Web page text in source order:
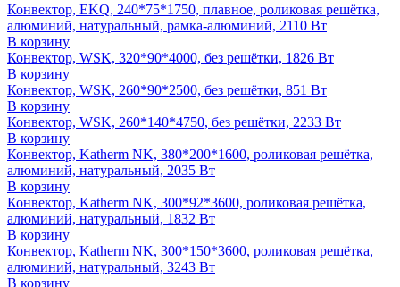
Конвектор, EKQ, 240*75*1750, плавное, роликовая решётка,
алюминий, натуральный, рамка-алюминий, 2110 Вт
В корзину
Конвектор, WSK, 320*90*4000, без решётки, 1826 Вт
В корзину
Конвектор, WSK, 260*90*2500, без решётки, 851 Вт
В корзину
Конвектор, WSK, 260*140*4750, без решётки, 2233 Вт
В корзину
Конвектор, Katherm NK, 380*200*1600, роликовая решётка,
алюминий, натуральный, 2035 Вт
В корзину
Конвектор, Katherm NK, 300*92*3600, роликовая решётка,
алюминий, натуральный, 1832 Вт
В корзину
Конвектор, Katherm NK, 300*150*3600, роликовая решётка,
алюминий, натуральный, 3243 Вт
В корзину